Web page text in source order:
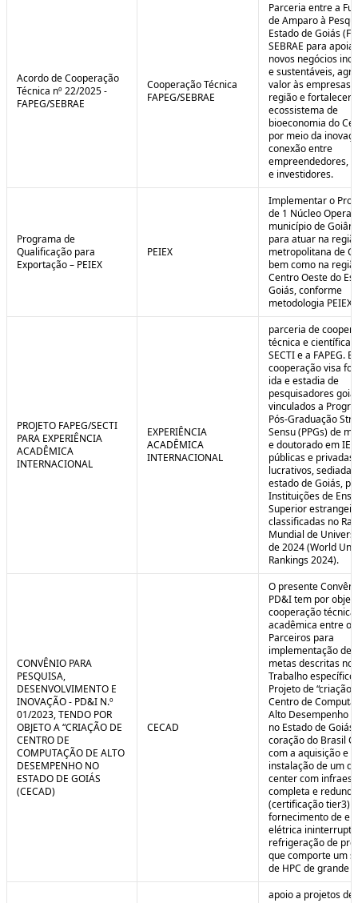
Acordo de Cooperação
Técnica nº 22/2025 -
FAPEG/SEBRAE
Cooperação Técnica
FAPEG/SEBRAE
Parceria entre a
de Amparo à
Estado de Goiás
SEBRAE para
novos negócios
e sustentáveis,
valor às empresas
região e fortalecer
ecossistema de
bioeconomia do
por meio da
conexão entre
empreendedores,
e investidores.
Programa de
Qualificação para
Exportação – PEIEX
PEIEX
Implementar o
de 1 Núcleo
município de
para atuar na
metropolitana de
bem como na
Centro Oeste do
Goiás, conforme
metodologia PEIEX.
PROJETO FAPEG/SECTI
PARA EXPERIÊNCIA
ACADÊMICA
INTERNACIONAL
EXPERIÊNCIA
ACADÊMICA
INTERNACIONAL
parceria de
técnica e científica
SECTI e a FAPEG.
cooperação visa
ida e estadia de
pesquisadores
vinculados a
Pós-Graduação
Sensu (PPGs) de
e doutorado em IES
públicas e privadas
lucrativos,
estado de Goiás,
Instituições de
Superior
classificadas no
Mundial de
de 2024 (World
Rankings 2024).
CONVÊNIO PARA
PESQUISA,
DESENVOLVIMENTO E
INOVAÇÃO - PD&I N.º
01/2023, TENDO POR
OBJETO A “CRIAÇÃO DE
CENTRO DE
COMPUTAÇÃO DE ALTO
DESEMPENHO NO
ESTADO DE GOIÁS
(CECAD)
CECAD
O presente
PD&I tem por
cooperação técnica
acadêmica entre os
Parceiros para
implementação de
metas descritas no
Trabalho específico
Projeto de “criação
Centro de
Alto Desempenho
no Estado de
coração do Brasil
com a aquisição e
instalação de um
center com
completa e
(certificação tier3)
fornecimento de
elétrica
refrigeração de
que comporte um
de HPC de grande
apoio a projetos de